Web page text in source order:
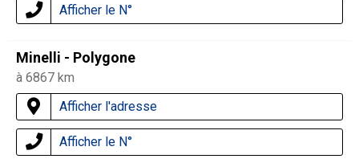
Afficher le N°
Minelli - Polygone
à 6867 km
Afficher l'adresse
Afficher le N°